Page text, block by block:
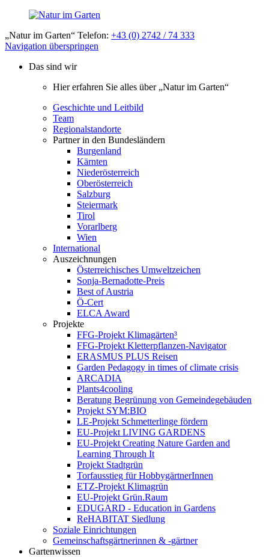
„Natur im Garten“ Telefon: +43 (0) 2742 / 74 333
Navigation überspringen
Das sind wir
Hier erfahren Sie alles über „Natur im Garten“
Geschichte und Leitbild
Team
Regionalstandorte
Partner in den Bundesländern
Burgenland
Kärnten
Niederösterreich
Oberösterreich
Salzburg
Steiermark
Tirol
Vorarlberg
Wien
International
Auszeichnungen
Österreichisches Umweltzeichen
Sonja-Bernadotte-Preis
Best of Austria
Ö-Cert
ELCA Award
Projekte
FFG-Projekt Klimagärten³
FFG-Projekt Kletterpflanzen-Navigator
ERASMUS PLUS Reisen
Garden Pedagogy in times of climate crisis
ARCADIA
Plants4cooling
Beratung Begrünung von Gemeindegebäuden
Projekt SYM:BIO
LE-Projekt Schmetterlinge fördern
EU-Projekt LIVING GARDENS
EU-Projekt Creating Nature Garden and
Learning Through It
Projekt Stadtgrün
Torfausstieg für HobbygärtnerInnen
ETZ-Projekt Klimagrün
EU-Projekt Grün.Raum
EDUGARD - Education in Gardens
ReHABITAT Siedlung
Soziale Einrichtungen
Gemeinschaftsgärtnerinnen & -gärtner
Gartenwissen